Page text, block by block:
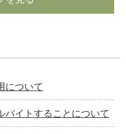
について
バイトすることについて